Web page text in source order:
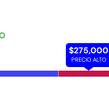
$275,000
PRECIO ALTO